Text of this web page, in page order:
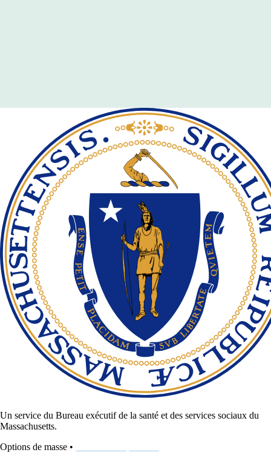
Un service du Bureau exécutif de la santé et des services sociaux du
Massachusetts.
Options de masse •